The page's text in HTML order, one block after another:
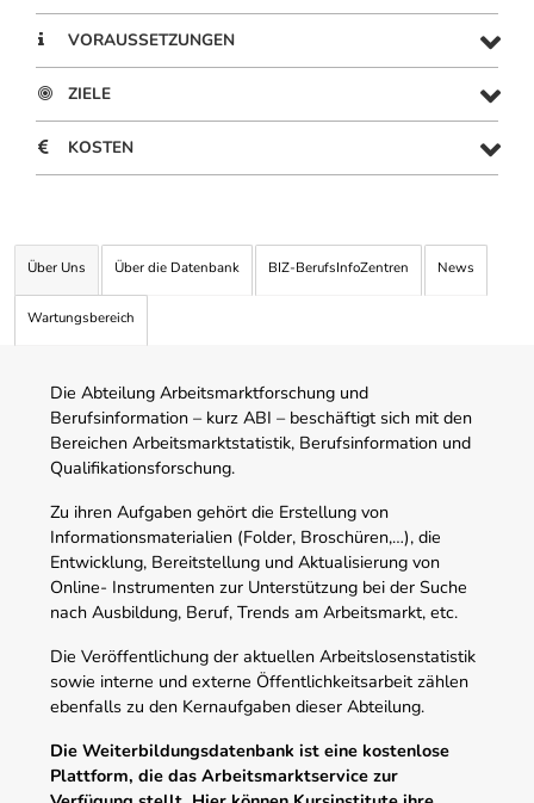
VORAUSSETZUNGEN
ZIELE
KOSTEN
Über Uns Über die Datenbank BIZ-BerufsInfoZentren News
Wartungsbereich
Die Abteilung Arbeitsmarktforschung und
Berufsinformation – kurz ABI – beschäftigt sich mit den
Bereichen Arbeitsmarktstatistik, Berufsinformation und
Qualifikationsforschung.
Zu ihren Aufgaben gehört die Erstellung von
Informationsmaterialien (Folder, Broschüren,…), die
Entwicklung, Bereitstellung und Aktualisierung von
Online- Instrumenten zur Unterstützung bei der Suche
nach Ausbildung, Beruf, Trends am Arbeitsmarkt, etc.
Die Veröffentlichung der aktuellen Arbeitslosenstatistik
sowie interne und externe Öffentlichkeitsarbeit zählen
ebenfalls zu den Kernaufgaben dieser Abteilung.
Die Weiterbildungsdatenbank ist eine kostenlose
Plattform, die das Arbeitsmarktservice zur